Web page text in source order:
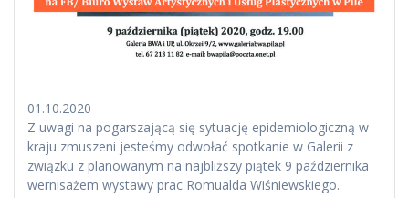
01.10.2020
Z uwagi na pogarszającą się sytuację epidemiologiczną w
kraju zmuszeni jesteśmy odwołać spotkanie w Galerii z
związku z planowanym na najbliższy piątek 9 października
wernisażem wystawy prac Romualda Wiśniewskiego.